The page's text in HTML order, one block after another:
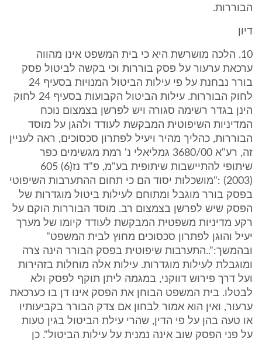
הבוררות.
דיון
10. הלכה מושרשת היא כי בית המשפט אינו מהווה
ערכאת ערעור על פסק בוררות וכי בקשה לביטול פסק
בורר נבחנת על פי עילות הביטול המנויות בסעיף 24
לחוק הבוררות. עילות הביטול הקבועות בסעיף 24 לחוק
הינן בגדר רשימה סגורה ויש לפרשן בצמצום נוכח
המדיניות השיפוטית המבקשת לעודד ולהגן על מוסד
הבוררות, כהליך מהיר ויעיל לפתרון סכסוכים, ראה לעניין
זה, רע"א 3680/00 גמליאלי נ' רמת מגשימים כפר
שיתופי להתיישבות שיתופית בע"מ, פ"ד נז(6) 605
(2003) :"מושכלות יסוד הם כי תחום ההתערבות השיפוטי
בפסק בורר מוגבל ומתוחם לעילות ביטול מוגדרות של
הפסק שיש לפרשן בצמצום רב. מוסד הבוררות הוקם על
רקע מדיניות משפטית המבקשת לעודד קיומו של מערך
יעיל והוגן לפתרון סכסוכים מחוץ לבית המשפט"
ובהמשך:"..התערבות שיפוטית בפסק הבורר הינה צרה
ומוגבלת לעילות מוגדרות. עילות אלה מוחלות בזהירות
ועל דרך פירוש דווקני, במגמה ליתן תוקף לפסק ולא
לבטלו. בית המשפט הבוחן את הפסק אינו דן בו כערכאת
ערעור, ואין הוא אמור לבחון אם צדק הבורר בקביעותיו
או טעה בהן על פי הדין, שהרי עילת הביטול בגין טעות
על פני הפסק שוב אינה נמנית על עילות הביטול". כן